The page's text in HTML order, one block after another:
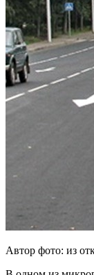
Автор фото: из